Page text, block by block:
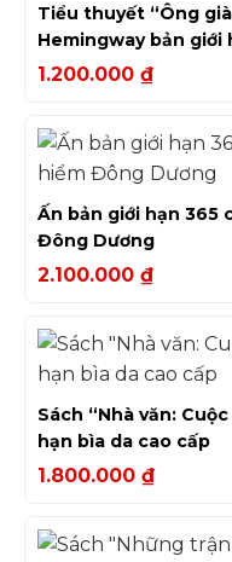
Tiểu thuyết “Ông
Hemingway bản giới
1.200.000 ₫
Ấn bản giới hạn 365
Đông Dương
2.100.000 ₫
Sách “Nhà văn:
hạn bìa da cao cấp
1.800.000 ₫